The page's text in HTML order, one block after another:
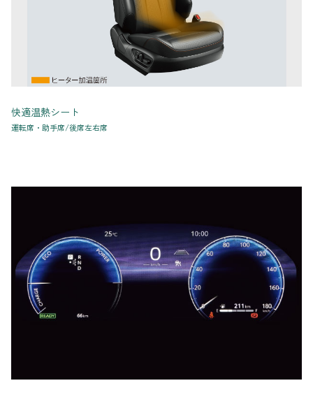
快適温熱シート
運転席・助手席/後席左右席